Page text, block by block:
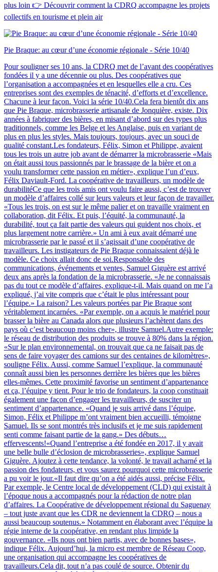
plus loin 👉 Découvrir comment la CDRQ accompagne les projets
collectifs en tourisme et plein air
Pie Braque: au cœur d’une économie régionale - Série 10/40
Pour souligner ses 10 ans, la CDRQ met de l’avant des coopératives
fondées il y a une décennie ou plus. Des coopératives que
l’organisation a accompagnées et en lesquelles elle a cru. Ces
entreprises sont des exemples de ténacité, d’efforts et d’excellence.
Chacune à leur façon. Voici la série 10/40.Cela fera bientôt dix ans
que Pie Braque, microbrasserie artisanale de Jonquière, existe. Dix
années à fabriquer des bières, en misant d’abord sur des types plus
traditionnels, comme les Belge et les Anglaise, puis en variant de
plus en plus les styles. Mais toujours, toujours, avec un souci de
qualité constant.Les fondateurs, Félix, Simon et Philippe, avaient
tous les trois un autre job avant de démarrer la microbrasserie «Mais
on était aussi tous passionnés par le brassage de la bière et on a
voulu transformer cette passion en métier», explique l’un d’eux,
Félix Daviault-Ford. La coopérative de travailleurs, un modèle de
durabilitéCe que les trois amis ont voulu faire aussi, c’est de trouver
un modèle d’affaires collé sur leurs valeurs et leur façon de travailler.
«Tous les trois, on est sur le même palier et on travaille vraiment en
collaboration, dit Félix. Et puis, l’équité, la communauté, la
durabilité, tout ça fait partie des valeurs qui guident nos choix, et
plus largement notre carrière.» Un ami à eux avait démarré une
microbrasserie par le passé et il s’agissait d’une coopérative de
travailleurs. Les instigateurs de Pie Braque connaissaient déjà le
modèle. Ce choix allait donc de soi.Responsable des
communications, événements et ventes, Samuel Giguère est arrivé
deux ans après la fondation de la microbrasserie. «Je ne connaissais
pas du tout ce modèle d’affaires, explique-t-il. Mais quand on me l’a
expliqué, j’ai vite compris que c’était le plus intéressant pour
l’équipe.» La raison? Les valeurs portées par Pie Braque sont
véritablement incarnées. «Par exemple, on a acquis le matériel pour
brasser la bière au Canada alors que plusieurs l’achètent dans des
pays où c’est beaucoup moins cher», illustre Samuel.Autre exemple:
le réseau de distribution des produits se trouve à 80% dans la région.
«Sur le plan environnemental, on trouvait que ça ne faisait pas de
sens de faire voyager des camions sur des centaines de kilomètres»,
souligne Félix. Aussi, comme Samuel l’explique, la communauté
connaît aussi bien les personnes derrière les bières que les bières
elles-mêmes. Cette proximité favorise un sentiment d’appartenance
et ça, l’équipe y tient. Pour le trio de fondateurs, la coop constituait
également une façon d’engager les travailleurs, de susciter un
sentiment d’appartenance. «Quand je suis arrivé dans l’équipe,
Simon, Félix et Philippe m’ont vraiment bien accueilli, témoigne
Samuel. Ils se sont montrés très inclusifs et je me suis rapidement
senti comme faisant partie de la gang.» Des débuts…
effervescents!«Quand l’entreprise a été fondée en 2017, il y avait
une belle bulle d’éclosion de microbrasseries», explique Samuel
Giguère. Ajoutez à cette tendance, la volonté, le travail acharné et la
passion des fondateurs, et vous saurez pourquoi cette microbrasserie
a pu voir le jour.«Il faut dire qu’on a été aidés aussi, précise Félix.
Par exemple, le Centre local de développement (CLD) qui existait à
l’époque nous a accompagnés pour la rédaction de notre plan
d’affaires. La Coopérative de développement régional du Saguenay
– tout juste avant que les CDR ne deviennent la CDRQ – nous a
aussi beaucoup soutenus.» Notamment en élaborant avec l’équipe la
régie interne de la coopérative, en rendant plus limpide la
gouvernance. «Ils nous ont bien partis, avec de bonnes bases»,
indique Félix. Aujourd’hui, la micro est membre de Réseau Coop,
une organisation qui accompagne les coopératives de
travailleurs.Cela dit, tout n’a pas coulé de source. Obtenir du